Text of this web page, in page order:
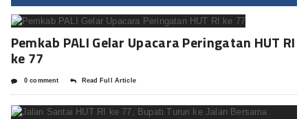
Pemkab PALI Gelar Upacara Peringatan HUT RI
ke 77
0 comment Read Full Article